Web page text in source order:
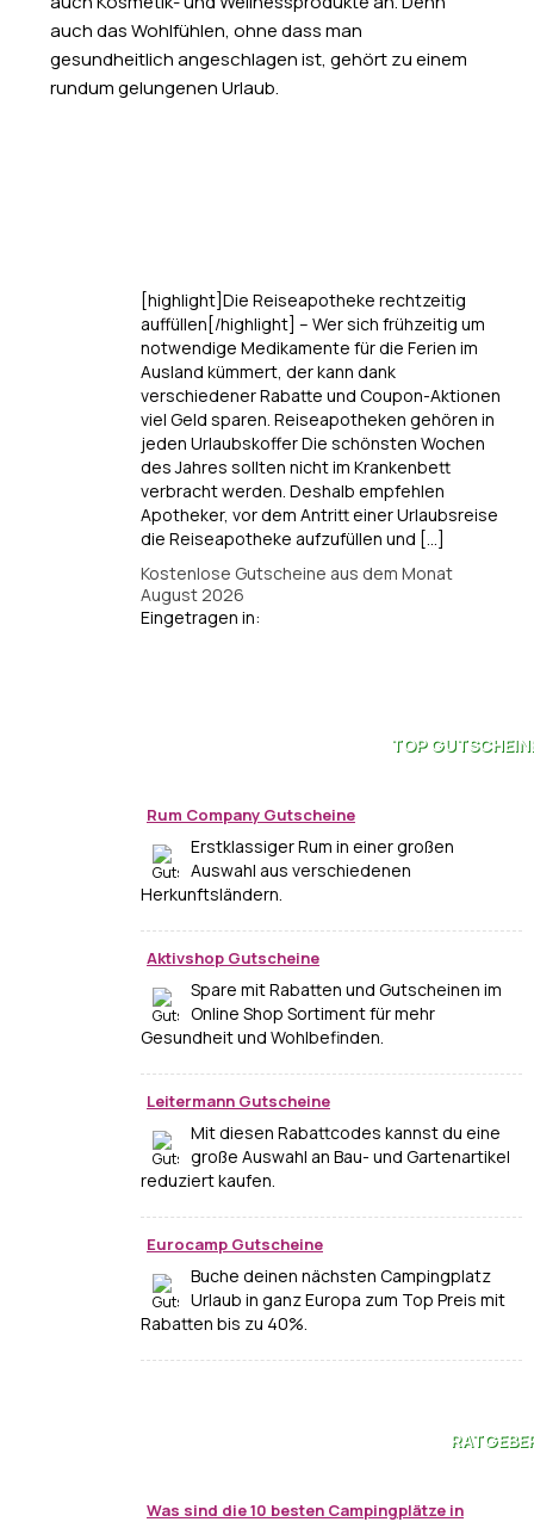
auch das Wohlfühlen, ohne dass man
gesundheitlich angeschlagen ist, gehört zu einem
rundum gelungenen Urlaub.
[highlight]Die Reiseapotheke rechtzeitig
auffüllen[/highlight] – Wer sich frühzeitig um
notwendige Medikamente für die Ferien im
Ausland kümmert, der kann dank
verschiedener Rabatte und Coupon-Aktionen
viel Geld sparen. Reiseapotheken gehören in
jeden Urlaubskoffer Die schönsten Wochen
des Jahres sollten nicht im Krankenbett
verbracht werden. Deshalb empfehlen
Apotheker, vor dem Antritt einer Urlaubsreise
die Reiseapotheke aufzufüllen und [...]
Kostenlose Gutscheine aus dem Monat
August 2026
Eingetragen in:
TOP
Rum Company Gutscheine
Erstklassiger Rum in einer großen
Auswahl aus verschiedenen
Herkunftsländern.
Aktivshop Gutscheine
Spare mit Rabatten und Gutscheinen im
Online Shop Sortiment für mehr
Gesundheit und Wohlbefinden.
Leitermann Gutscheine
Mit diesen Rabattcodes kannst du eine
große Auswahl an Bau- und Gartenartikel
reduziert kaufen.
Eurocamp Gutscheine
Buche deinen nächsten Campingplatz
Urlaub in ganz Europa zum Top Preis mit
Rabatten bis zu 40%.
Was sind die 10 besten Campingplätze in